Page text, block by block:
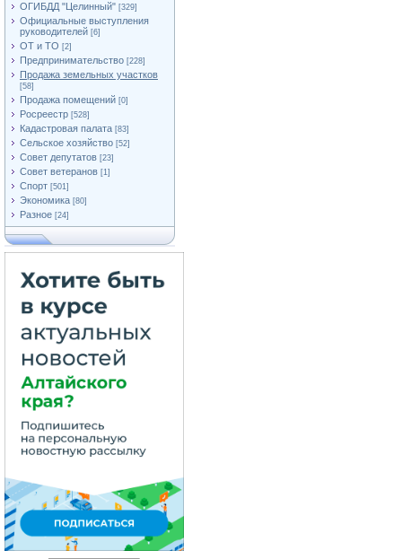
ОГИБДД "Целинный" [329]
Официальные выступления
руководителей [6]
ОТ и ТО [2]
Предпринимательство [228]
Продажа земельных участков
[58]
Продажа помещений [0]
Росреестр [528]
Кадастровая палата [83]
Сельское хозяйство [52]
Совет депутатов [23]
Совет ветеранов [1]
Спорт [501]
Экономика [80]
Разное [24]